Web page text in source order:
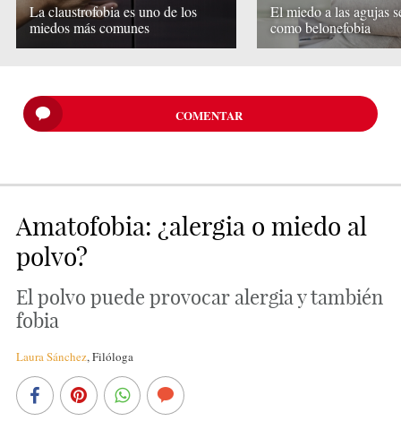
La claustrofobia es uno de los
miedos más comunes
El miedo a las agujas
como belonefobia
COMENTAR
Amatofobia: ¿alergia o miedo al
polvo?
El polvo puede provocar alergia y también
fobia
Laura Sánchez, Filóloga